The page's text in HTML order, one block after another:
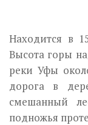
Находится в
Высота горы
реки Уфы
дорога в
смешанный
подножья